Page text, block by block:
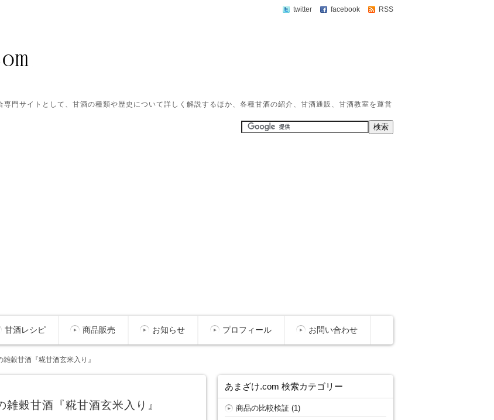
twitter facebook RSS
門サイトとして、甘酒の種類や歴史について詳しく解説するほか、各種甘酒の紹介、甘酒通販、甘酒教室を運営
甘酒レシピ 商品販売 お知らせ プロフィール お問い合わせ
穀甘酒『糀甘酒玄米入り』
穀甘酒『糀甘酒玄米入り』
あまざけ.com 検索カテゴリー
商品の比較検証 (1)